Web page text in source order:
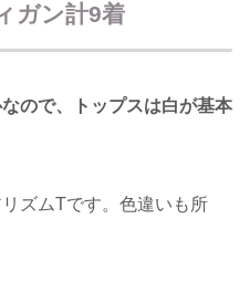
ガン計9着
ので、トップスは白が基本
ズムTです。色違いも所